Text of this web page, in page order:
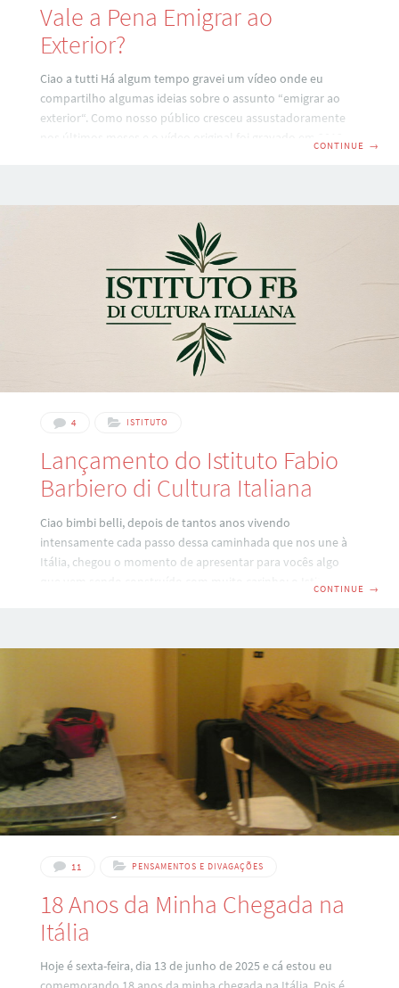
Vale a Pena Emigrar ao
Exterior?
Ciao a tutti Há algum tempo gravei um vídeo onde eu
compartilho algumas ideias sobre o assunto “emigrar ao
exterior“. Como nosso público cresceu assustadoramente
EXTERIOR? Neste vídeo, proponho algumas perguntas que
considero importantíssimas a todos aqueles que
pretendem deixar o seu país e se aventurar pelo
CONTINUE →
4 ISTITUTO
Lançamento do Istituto Fabio
Barbiero di Cultura Italiana
Ciao bimbi belli, depois de tantos anos vivendo
intensamente cada passo dessa caminhada que nos une à
Itália, chegou o momento de apresentar para vocês algo
na Itália. Desde aquele 13 de junho de 2007 até hoje,
passaram-se quase duas décadas de histórias,
CONTINUE →
11 PENSAMENTOS E DIVAGAÇÕES
18 Anos da Minha Chegada na
Itália
Hoje é sexta-feira, dia 13 de junho de 2025 e cá estou eu